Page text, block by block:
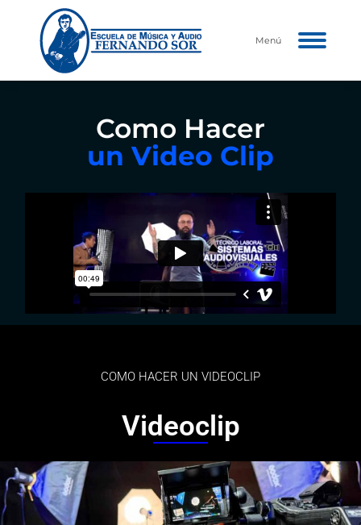
Menú
Como Hacer
un Video Clip
COMO HACER UN VIDEOCLIP
Videoclip